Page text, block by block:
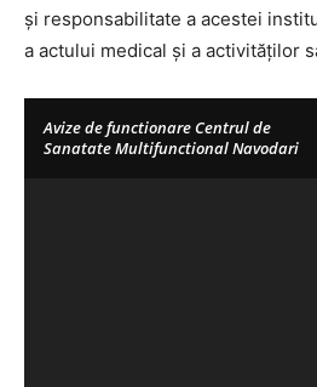
și responsabilitate a acestei
a actului medical și a activităților
Avize de functionare Centrul de
Sanatate Multifunctional Navodari